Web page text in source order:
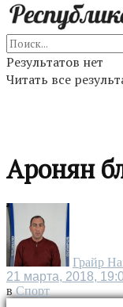
Результатов нет
Читать все
Аронян
Грайр
21 марта, 2018,
в Спорт